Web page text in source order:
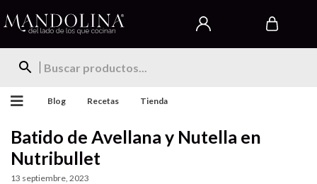
Blog Recetas Tienda
Batido de Avellana y Nutella en
Nutribullet
13 septiembre, 2023